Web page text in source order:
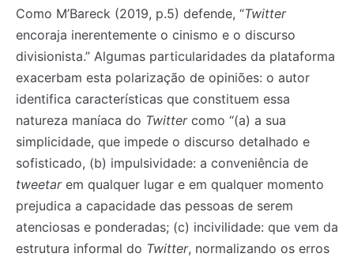
Como M’Bareck (2019, p.5) defende, “Twitter
encoraja inerentemente o cinismo e o discurso
divisionista.” Algumas particularidades da plataforma
exacerbam esta polarização de opiniões: o autor
identifica características que constituem essa
natureza maníaca do Twittercomo “(a) a sua
simplicidade, que impede o discurso detalhado e
sofisticado, (b) impulsividade: a conveniência de
tweetarem qualquer lugar e em qualquer momento
prejudica a capacidade das pessoas de serem
atenciosas e ponderadas; (c) incivilidade: que vem da
estrutura informal do Twitter, normalizando os erros